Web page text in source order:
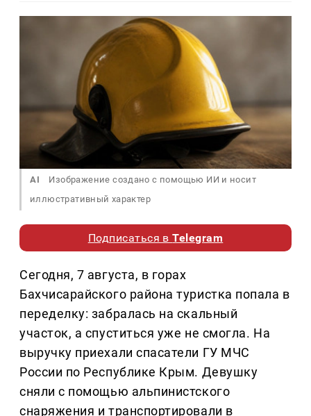
AI
Изображение создано с помощью ИИ и носит
иллюстративный характер
Подписаться вTelegram
Сегодня, 7 августа, в горах
Бахчисарайского района туристка попала в
переделку: забралась на скальный
участок, а спуститься уже не смогла. На
выручку приехали спасатели ГУ МЧС
России по Республике Крым. Девушку
сняли с помощью альпинистского
снаряжения и транспортировали в